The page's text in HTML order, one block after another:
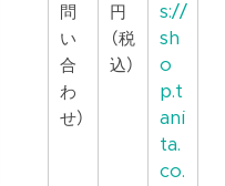
問
い
合
わ
せ）
円
（税
込）
s://
sh
o
p.t
ani
ta.
co.